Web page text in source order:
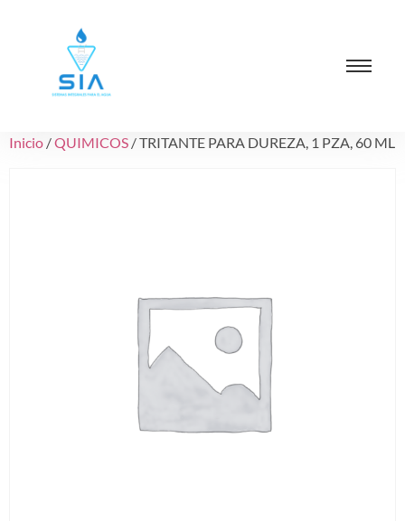
Inicio /QUIMICOS / TRITANTE PARA DUREZA, 1 PZA, 60 ML